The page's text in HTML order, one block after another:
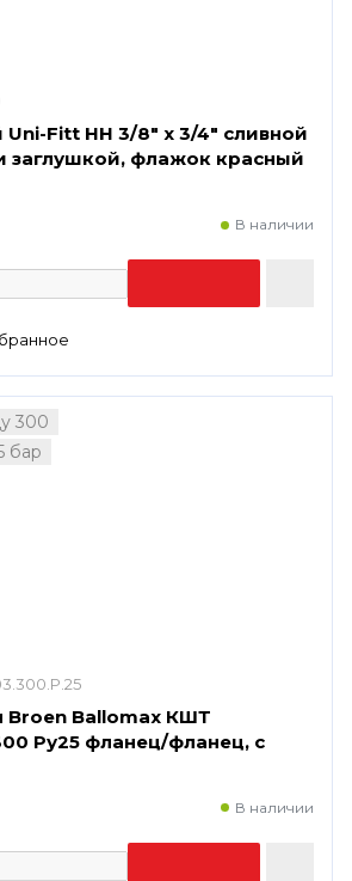
Fitt НН 3/8" x 3/4" сливной
заглушкой, флажок красный
В наличии
300
бар
Broen Ballomax КШТ
Ру25 фланец/фланец, с
В наличии